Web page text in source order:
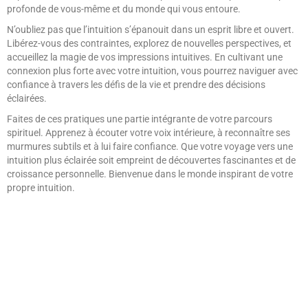
profonde de vous-même et du monde qui vous entoure.
N’oubliez pas que l’intuition s’épanouit dans un esprit libre et ouvert.
Libérez-vous des contraintes, explorez de nouvelles perspectives, et
accueillez la magie de vos impressions intuitives. En cultivant une
connexion plus forte avec votre intuition, vous pourrez naviguer avec
confiance à travers les défis de la vie et prendre des décisions
éclairées.
Faites de ces pratiques une partie intégrante de votre parcours
spirituel. Apprenez à écouter votre voix intérieure, à reconnaître ses
murmures subtils et à lui faire confiance. Que votre voyage vers une
intuition plus éclairée soit empreint de découvertes fascinantes et de
croissance personnelle. Bienvenue dans le monde inspirant de votre
propre intuition.